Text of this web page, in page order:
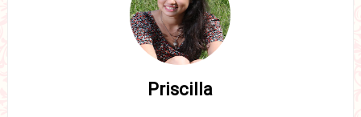
Priscilla